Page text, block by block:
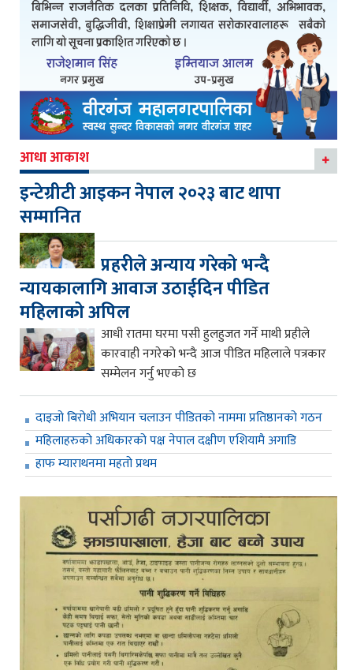
आधा आकाश
इन्टेग्रीटी आइकन नेपाल २०२३ बाट थापा
सम्मानित
प्रहरीले अन्याय गरेको भन्दै
न्यायकालागि आवाज उठाईदिन पीडित
महिलाको अपिल
आधी रातमा घरमा पसी हुलहुजत गर्ने माथी प्रहीले
कारवाही नगरेको भन्दै आज पीडित महिलाले पत्रकार
सम्मेलन गर्नु भएको छ
दाइजो बिरोधी अभियान चलाउन पीडितको नाममा प्रतिष्ठानको गठन
महिलाहरुको अधिकारको पक्ष नेपाल दक्षीण एशियामै अगाडि
हाफ म्याराथनमा महतो प्रथम